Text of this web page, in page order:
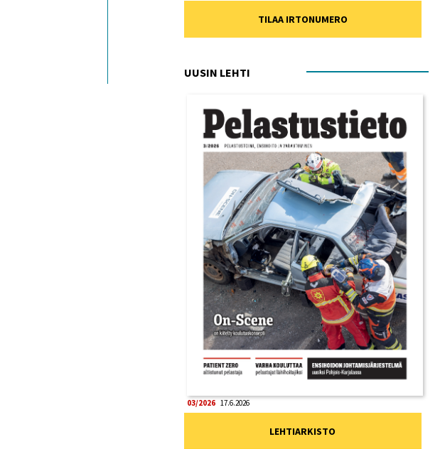
TILAA IRTONUMERO
UUSIN LEHTI
03/2026 17.6.2026
LEHTIARKISTO